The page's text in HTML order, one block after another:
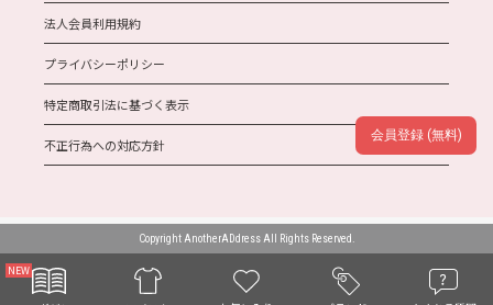
法人会員利用規約
プライバシーポリシー
特定商取引法に基づく表示
不正行為への対応方針
Copyright AnotherADdress All Rights Reserved.
会員登録 (無料)